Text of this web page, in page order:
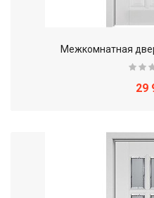
Межкомнатная
29